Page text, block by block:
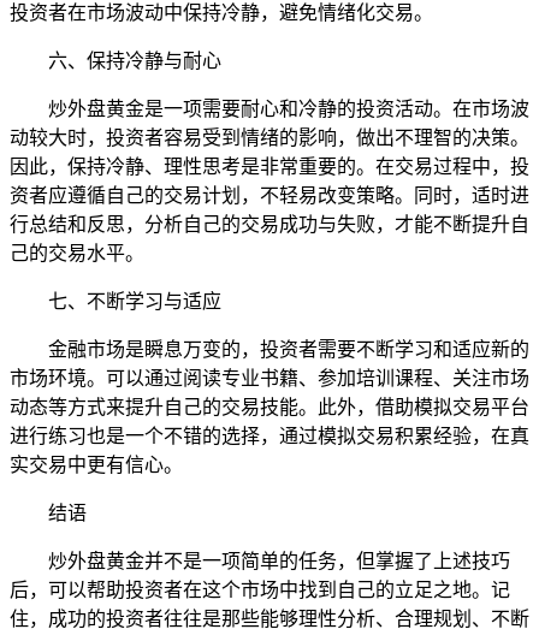
投资者在市场波动中保持冷静，避免情绪化交易。
六、保持冷静与耐心
炒外盘黄金是一项需要耐心和冷静的投资活动。在市场波
动较大时，投资者容易受到情绪的影响，做出不理智的决策。
因此，保持冷静、理性思考是非常重要的。在交易过程中，投
资者应遵循自己的交易计划，不轻易改变策略。同时，适时进
行总结和反思，分析自己的交易成功与失败，才能不断提升自
己的交易水平。
七、不断学习与适应
金融市场是瞬息万变的，投资者需要不断学习和适应新的
市场环境。可以通过阅读专业书籍、参加培训课程、关注市场
动态等方式来提升自己的交易技能。此外，借助模拟交易平台
进行练习也是一个不错的选择，通过模拟交易积累经验，在真
实交易中更有信心。
结语
炒外盘黄金并不是一项简单的任务，但掌握了上述技巧
后，可以帮助投资者在这个市场中找到自己的立足之地。记
住，成功的投资者往往是那些能够理性分析、合理规划、不断